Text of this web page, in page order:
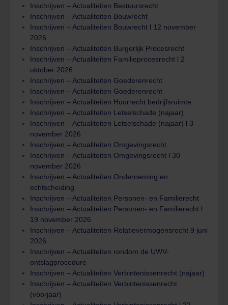
Inschrijven – Actualiteiten Bestuursrecht
Inschrijven – Actualiteiten Bouwrecht
Inschrijven – Actualiteiten Bouwrecht l 12 november
2026
Inschrijven – Actualiteiten Burgerlijk Procesrecht
Inschrijven – Actualiteiten Familieprocesrecht l 2
oktober 2026
Inschrijven – Actualiteiten Goederenrecht
Inschrijven – Actualiteiten Goederenrecht
Inschrijven – Actualiteiten Huurrecht bedrijfsruimte
Inschrijven – Actualiteiten Letselschade (najaar)
Inschrijven – Actualiteiten Letselschade (najaar) l 3
november 2026
Inschrijven – Actualiteiten Omgevingsrecht
Inschrijven – Actualiteiten Omgevingsrecht l 30
november 2026
Inschrijven – Actualiteiten Onderneming en
echtscheiding
Inschrijven – Actualiteiten Personen- en Familierecht
Inschrijven – Actualiteiten Personen- en Familierecht l
19 november 2026
Inschrijven – Actualiteiten Relatievermogensrecht 9 juni
2026
Inschrijven – Actualiteiten rondom de UWV-
ontslagprocedure
Inschrijven – Actualiteiten Verbintenissenrecht (najaar)
Inschrijven – Actualiteiten Verbintenissenrecht
(voorjaar)